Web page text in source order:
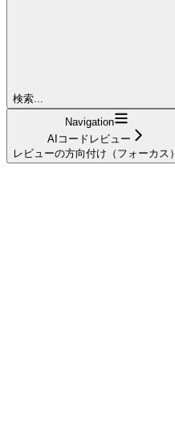
検索...
Navigation
AIコードレビュー
レビューの方向付け（フォーカス）